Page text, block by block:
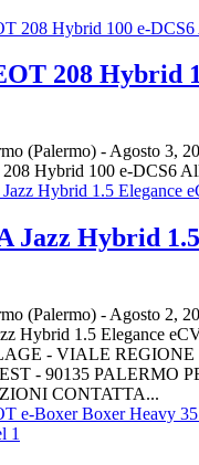
208 Hybrid
(Palermo) - Agosto 3,
Hybrid 100 e-DCS6
Jazz Hybrid
(Palermo) - Agosto 2,
Hybrid 1.5 Elegance
- VIALE REGIONE
- 90135 PALERMO
CONTATTA...